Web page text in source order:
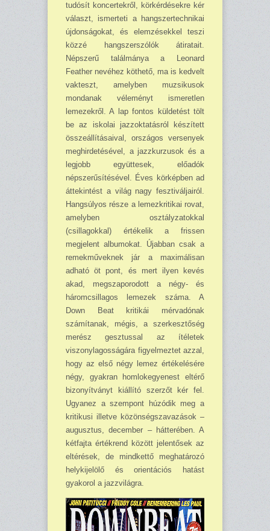
tudósít koncertekről, körkérdésekre kér
választ, ismer­teti a hangszertechnikai
újdonságokat, és elemzésekkel teszi
közzé hangszerszólók átiratait.
Népszerű találmánya a Leonard
Feather nevéhez köthető, ma is kedvelt
vakteszt, amelyben muzsikusok
mondanak véleményt ismeretlen
lemezekről. A lap fontos küldetést tölt
be az iskolai jazzoktatásról készített
összeállításaival, országos versenyek
meghirdetésével, a jazz­kurzusok és a
legjobb együttesek, előadók
népszerűsítésével. Éves körképben ad
áttekintést a világ nagy fesztiváljairól.
Hangsúlyos része a lemezkritikai rovat,
amelyben osztályzatokkal
(csillagokkal) értékelik a frissen
megjelent albumokat. Újabban csak a
remekműveknek jár a maximálisan
adható öt pont, és mert ilyen kevés
akad, megszaporodott a négy- és
három­csillagos lemezek száma. A
Down Beat kritikái mérvadónak
számítanak, mégis, a szer­kesztőség
merész gesztussal az ítéletek
viszonylagosságára figyelmeztet azzal,
hogy az első négy lemez értékelésére
négy, gyakran homlokegyenest eltérő
bizonyítványt kiállító szerzőt kér fel.
Ugyanez a szempont húzódik meg a
kritikusi illetve közönségszavazások –
augusztus, december – hátterében. A
kétfajta értékrend között jelentősek az
eltérések, de mindkettő meghatározó
helykijelölő és orientációs hatást
gyakorol a jazzvilágra.